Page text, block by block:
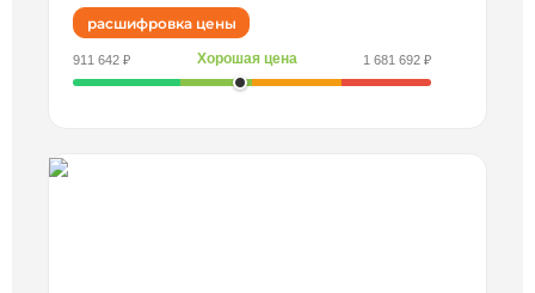
расшифровка цены
911 642 ₽ Хорошая цена 1 681 692 ₽